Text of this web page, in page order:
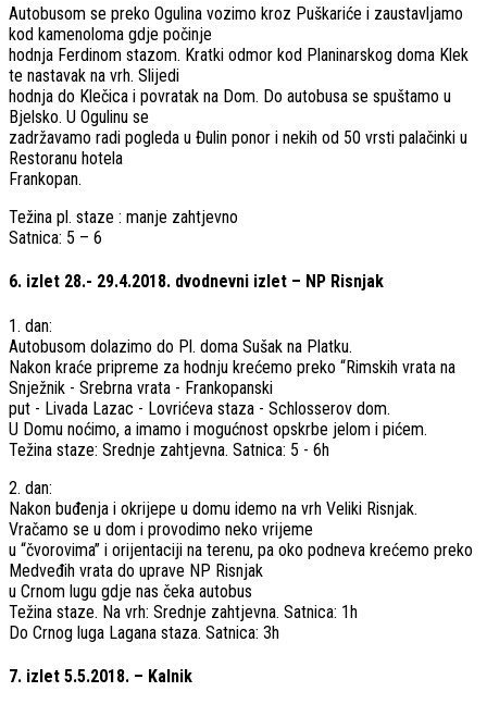
Autobusom se preko Ogulina vozimo kroz Puškariće i zaustavljamo
kod kamenoloma gdje počinje
hodnja Ferdinom stazom. Kratki odmor kod Planinarskog doma Klek
te nastavak na vrh. Slijedi
hodnja do Klečica i povratak na Dom. Do autobusa se spuštamo u
Bjelsko. U Ogulinu se
zadržavamo radi pogleda u Đulin ponor i nekih od 50 vrsti palačinki u
Restoranu hotela
Frankopan.
Težina pl. staze : manje zahtjevno
Satnica: 5 – 6
6. izlet 28.- 29.4.2018. dvodnevni izlet – NP Risnjak
1. dan:
Autobusom ​dolazimo ​do ​Pl. ​doma ​Sušak ​na ​Platku.
Nakon ​kraće ​pripreme ​za ​hodnju ​krećemo ​preko ​“Rimskih ​vrata ​na ​
Snježnik ​- ​Srebrna ​vrata ​- ​Frankopanski
put ​- ​Livada ​Lazac ​- ​Lovrićeva ​staza ​- ​Schlosserov ​dom.
U ​Domu ​noćimo, ​a ​imamo ​i ​mogućnost ​opskrbe ​jelom ​i ​pićem.
Težina ​staze: ​Srednje ​zahtjevna. ​Satnica: ​5 ​- ​6h
2. ​dan:
Nakon ​buđenja ​i ​okrijepe ​u ​domu ​idemo ​na ​vrh ​Veliki ​Risnjak. ​
Vračamo ​se ​u ​dom ​i ​provodimo ​neko ​vrijeme
u ​“čvorovima” ​i ​orijentaciji ​na ​terenu, ​pa ​oko ​podneva ​krećemo ​preko ​
Medveđih ​vrata ​do ​uprave ​NP ​Risnjak
u ​Crnom ​lugu ​gdje ​nas ​čeka ​autobus
Težina ​staze. ​Na ​vrh: ​Srednje ​zahtjevna. ​Satnica: ​1h
​Do ​Crnog ​luga ​Lagana ​staza. ​Satnica: ​3h
7. izlet 5.5.2018. – Kalnik